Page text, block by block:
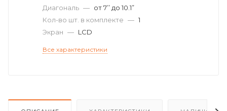
Диагональ — от 7’’ до 10.1”
Кол-во шт. в комплекте — 1
Экран — LCD
Все характеристики